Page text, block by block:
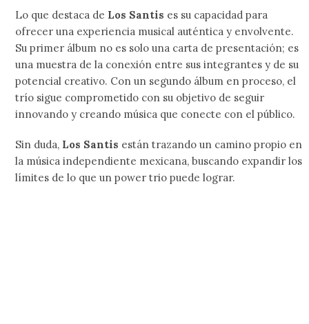
Lo que destaca de Los Santis es su capacidad para
ofrecer una experiencia musical auténtica y envolvente.
Su primer álbum no es solo una carta de presentación; es
una muestra de la conexión entre sus integrantes y de su
potencial creativo. Con un segundo álbum en proceso, el
trío sigue comprometido con su objetivo de seguir
innovando y creando música que conecte con el público.
Sin duda, Los Santis están trazando un camino propio en
la música independiente mexicana, buscando expandir los
límites de lo que un power trio puede lograr.